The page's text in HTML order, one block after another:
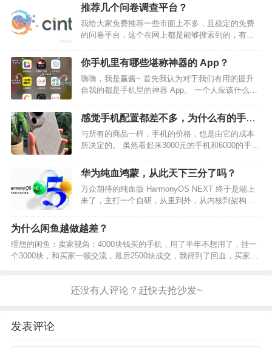
细规划——这是没有办法的。虽然这本身可能并不容易，但…
推荐几个问卷调查平台？
我给大家免费推荐一些市面上不多，且稳定的免费
的问卷平台，这个在网上都是能够搜索到的，有的
问卷公司了。上面都是可以免费去注册的，对外公
开开放的，做完了直接奖励美刀的，不需要兑换卡
什么的。 C…
你手机里有哪些堪称神器的 App？
嗨嗨，我是赢酱~ 首先我认为对于我们有用的提升
自我的都是手机里的神器 App。 一个人应该什么样
扮，情商高，会挣钱，独立，落落大方，这才是应
该有的样子，我们可以借助手机不断学习改变 今天
给大家准…
感觉手机配置都差不多，为什么有的手机
能卖2k-3k，而有的手机却能卖到6k-8k？
与所有的商品一样，手机的价格，也是由它的成本
所决定的。 虽然看起来3000元的手机和6000的手机
多大家容易忽略的地方，决定了两者价格的不同：
例如手机的外观，塑料的机身，与素皮机身和玻璃
机身就完…
华为纯血鸿蒙，从此天下三分了吗？
万众期待的纯血版 HarmonyOS NEXT 终于是端上
来了，主打一个自研，从里到外，从内核到架构，
纯血鸿蒙的期待，但是鸿蒙系统能不能真正与安
卓、iOS三分天下呢？目前来说，还为时过早。…
为什么闲鱼越做越差？
理想的闲鱼：卖家视角：4000块钱买的手机，用了半年不想用了，挂一
个3000块，和买家一顿交流，最后2500块成交，我得到了回血，买家得
发表评论